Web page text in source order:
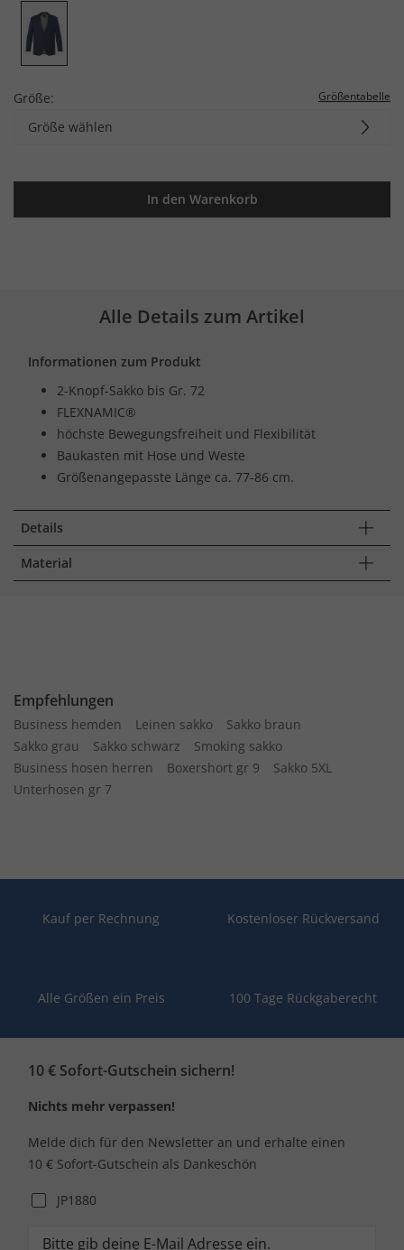
Größe: Größentabelle
Größe wählen
In den Warenkorb
Alle Details zum Artikel
Informationen zum Produkt
2-Knopf-Sakko bis Gr. 72
FLEXNAMIC®
höchste Bewegungsfreiheit und Flexibilität
Baukasten mit Hose und Weste
Größenangepasste Länge ca. 77-86 cm.
Details
Material
Empfehlungen
Business hemden Leinen sakko
Sakko braun
Sakko grau
Sakko schwarz
Smoking sakko
Business hosen herren
Boxershort gr 9
Sakko 5XL
Unterhosen gr 7
Kauf per Rechnung Kostenloser Rückversand
Alle Größen ein Preis 100 Tage Rückgaberecht
10 € Sofort-Gutschein sichern!
Nichts mehr verpassen!
Melde dich für den Newsletter an und erhalte einen
10 € Sofort-Gutschein als Dankeschön
JP1880